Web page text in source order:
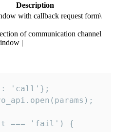
Description
with callback request form\
of communication channel
|
'call'};
=== 'fail') {